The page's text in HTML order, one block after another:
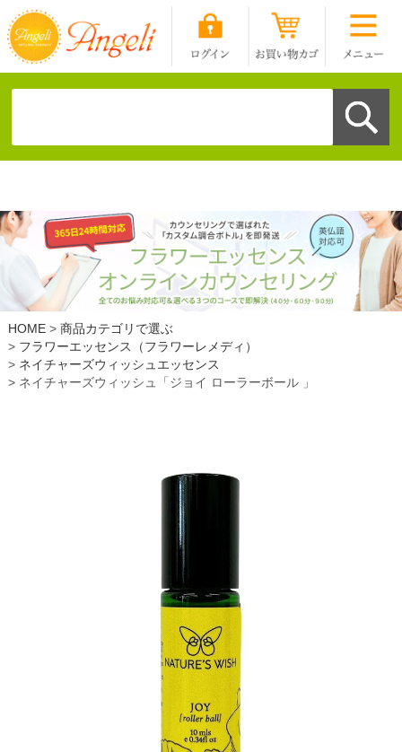
HOME
商品カテゴリで選ぶ
フラワーエッセンス（フラワーレメディ）
ネイチャーズウィッシュエッセンス
ネイチャーズウィッシュ「ジョイ ローラーボール 」